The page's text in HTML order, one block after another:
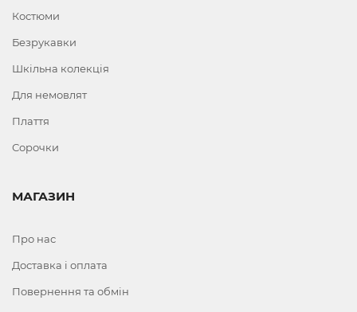
Костюми
Безрукавки
Шкільна колекція
Для немовлят
Плаття
Сорочки
МАГАЗИН
Про нас
Доставка і оплата
Повернення та обмін